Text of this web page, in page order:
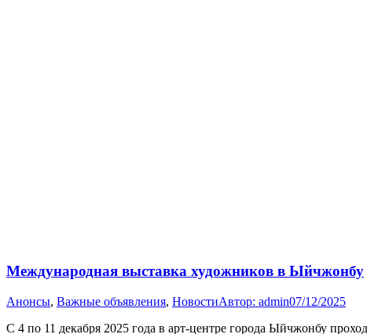
Международная выставка художников в Ыйчжонбу
Анонсы, Важные объявления, НовостиАвтор: admin07/12/2025
С 4 по 11 декабря 2025 года в арт-центре города Ыйчжонбу